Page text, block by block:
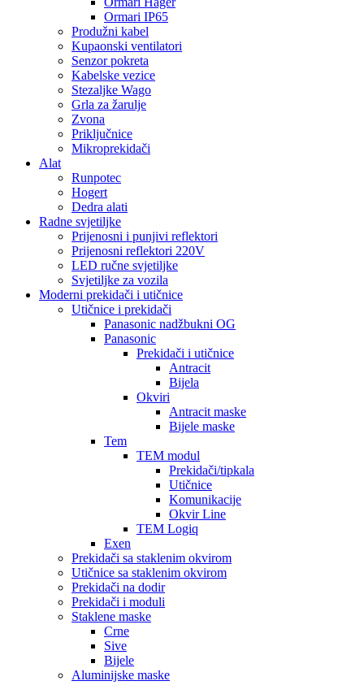
Ormari IP65
Produžni kabel
Kupaonski ventilatori
Senzor pokreta
Kabelske vezice
Stezaljke Wago
Grla za žarulje
Zvona
Priključnice
Mikroprekidači
Alat
Runpotec
Hogert
Dedra alati
Radne svjetiljke
Prijenosni i punjivi reflektori
Prijenosni reflektori 220V
LED ručne svjetiljke
Svjetiljke za vozila
Moderni prekidači i utičnice
Utičnice i prekidači
Panasonic nadžbukni OG
Panasonic
Prekidači i utičnice
Antracit
Bijela
Okviri
Antracit maske
Bijele maske
Tem
TEM modul
Prekidači/tipkala
Utičnice
Komunikacije
Okvir Line
TEM Logiq
Exen
Prekidači sa staklenim okvirom
Utičnice sa staklenim okvirom
Prekidači na dodir
Prekidači i moduli
Staklene maske
Crne
Sive
Bijele
Aluminijske maske